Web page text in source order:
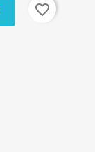
favorite_border